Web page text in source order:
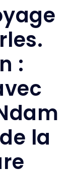
:
la